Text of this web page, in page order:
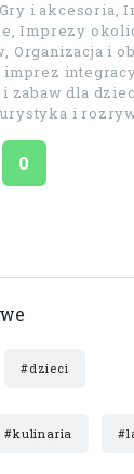
i akcesoria,
Imprezy
Organizacja i
zabaw dla
i
Ocena
0
#dzieci
#kulinaria